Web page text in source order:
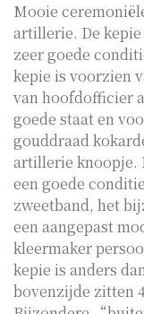
Mooie
artillerie. De
zeer goede
kepie is voorzien
van hoofdofficier
goede staat en
gouddraad
artillerie knoopje.
een goede
zweetband, het
een aangepast
kleermaker
kepie is anders
bovenzijde zitten